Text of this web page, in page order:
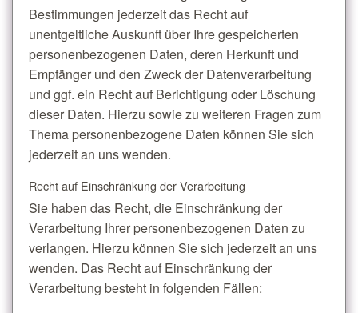
Bestimmungen jederzeit das Recht auf
unentgeltliche Auskunft über Ihre gespeicherten
personenbezogenen Daten, deren Herkunft und
Empfänger und den Zweck der Datenverarbeitung
und ggf. ein Recht auf Berichtigung oder Löschung
dieser Daten. Hierzu sowie zu weiteren Fragen zum
Thema personenbezogene Daten können Sie sich
jederzeit an uns wenden.
Recht auf Einschränkung der Verarbeitung
Sie haben das Recht, die Einschränkung der
Verarbeitung Ihrer personenbezogenen Daten zu
verlangen. Hierzu können Sie sich jederzeit an uns
wenden. Das Recht auf Einschränkung der
Verarbeitung besteht in folgenden Fällen: